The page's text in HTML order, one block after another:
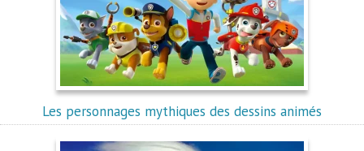
Les personnages mythiques des dessins animés